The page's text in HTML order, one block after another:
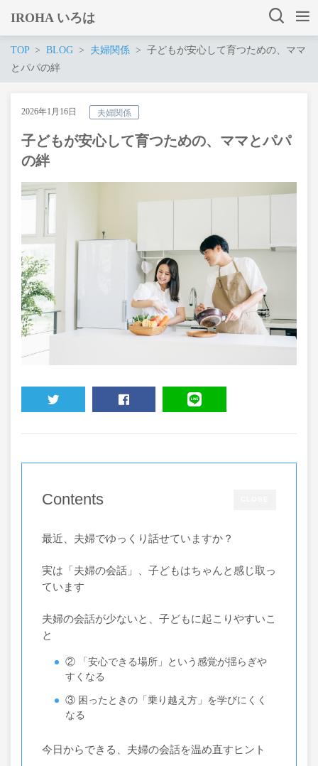
IROHA いろは
TOP BLOG 夫婦関係
子どもが安心して育つための、ママ
とパパの絆
2026年1月16日 夫婦関係
子どもが安心して育つための、ママとパパ
の絆
Contents
最近、夫婦でゆっくり話せていますか？
実は「夫婦の会話」、子どもはちゃんと感じ取っ
ています
夫婦の会話が少ないと、子どもに起こりやすいこ
と
② 「安心できる場所」という感覚が揺らぎや
すくなる
③ 困ったときの「乗り越え方」を学びにくく
なる
今日からできる、夫婦の会話を温め直すヒント